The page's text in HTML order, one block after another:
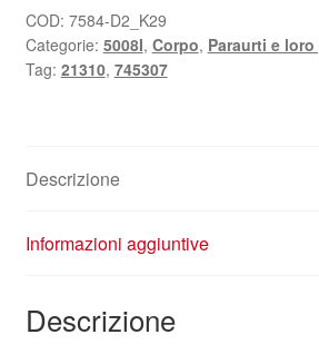
COD: 7584-D2_K29
Categorie: 5008I, Corpo, Paraurti e
Tag: 21310, 745307
Descrizione
Informazioni aggiuntive
Descrizione